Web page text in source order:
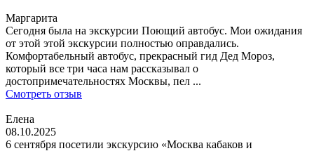
Маргарита
Сегодня была на экскурсии Поющий автобус. Мои ожидания
от этой этой экскурсии полностью оправдались.
Комфортабельный автобус, прекрасный гид Дед Мороз,
который все три часа нам рассказывал о
достопримечательностях Москвы, пел ...
Смотреть отзыв
Елена
08.10.2025
6 сентября посетили экскурсию «Москва кабаков и